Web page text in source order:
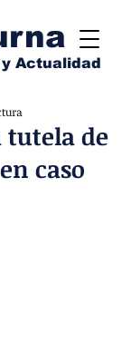
Actualidad
tutela de
caso